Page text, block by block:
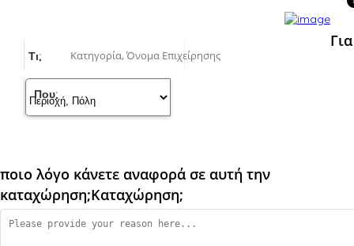
Τι;
Που;
Για
ποιο λόγο κάνετε αναφορά σε αυτή την
καταχώρηση;Καταχώρηση;